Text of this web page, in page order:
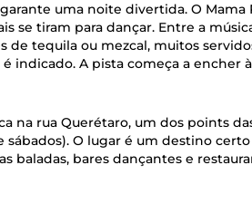
uma noite divertida. O Mama
se tiram para dançar. Entre a
de tequila ou mezcal, muitos
indicado. A pista começa a encher
na rua Querétaro, um dos points
sábados). O lugar é um destino
baladas, bares dançantes e